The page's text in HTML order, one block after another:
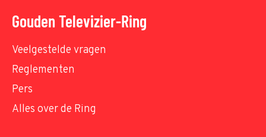
Gouden Televizier-Ring
Veelgestelde vragen
Reglementen
Pers
Alles over de Ring